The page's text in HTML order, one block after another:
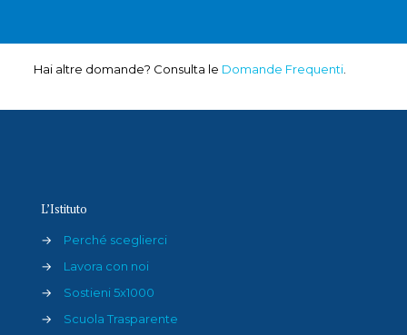
Hai altre domande? Consulta le Domande Frequenti.
L’Istituto
→
Perché sceglierci
→
Lavora con noi
→
Sostieni 5x1000
→
Scuola Trasparente